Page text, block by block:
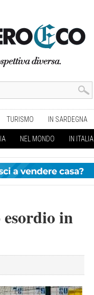
TURISMO IN SARDEGNA
NEL MONDO IN ITALIA
in